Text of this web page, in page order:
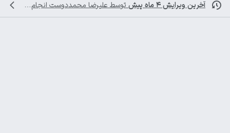
آخرین ویرایش ۴ ماه پیش توسط علیرضا محمددوست انجام شده است